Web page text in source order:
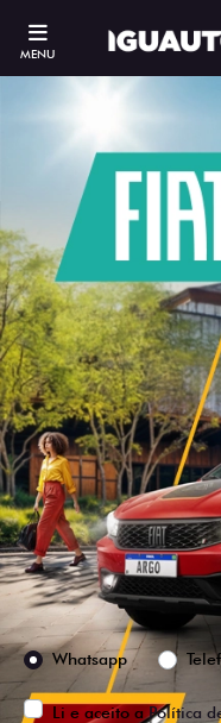
MENU
ESTOU
Versão escolhida
Preferência de contato:
Whatsapp
Li e aceito aPolítica